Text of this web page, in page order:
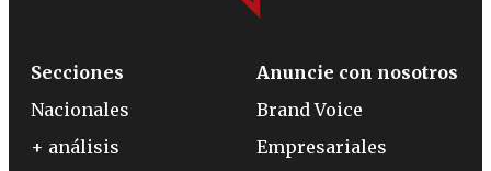
Secciones
Nacionales
+ análisis
Anuncie con nosotros
Brand Voice
Empresariales